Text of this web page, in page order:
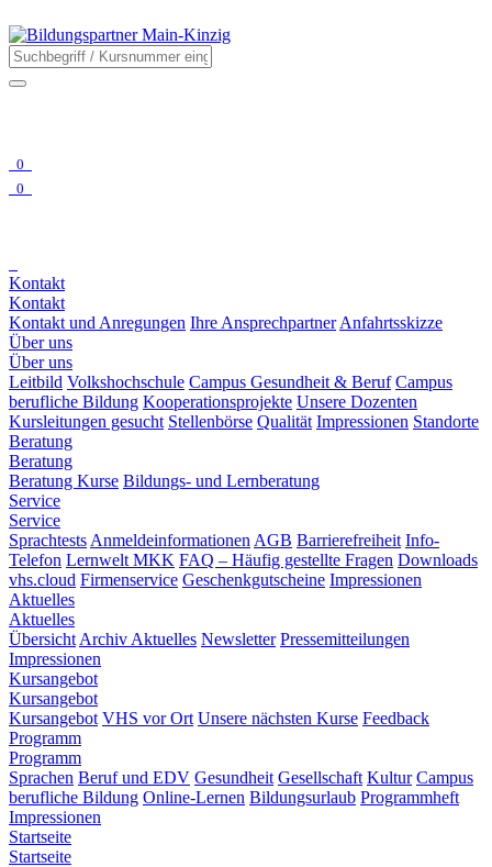
0
0
Kontakt
Kontakt
Kontakt und Anregungen Ihre Ansprechpartner Anfahrtsskizze
Über uns
Über uns
Leitbild Volkshochschule Campus Gesundheit & Beruf Campus
berufliche Bildung Kooperationsprojekte Unsere Dozenten
Kursleitungen gesucht Stellenbörse Qualität Impressionen Standorte
Beratung
Beratung
Beratung Kurse Bildungs- und Lernberatung
Service
Service
Sprachtests Anmeldeinformationen AGB Barrierefreiheit Info-
Telefon Lernwelt MKK FAQ – Häufig gestellte Fragen Downloads
vhs.cloud Firmenservice Geschenkgutscheine Impressionen
Aktuelles
Aktuelles
Übersicht Archiv Aktuelles Newsletter Pressemitteilungen
Impressionen
Kursangebot
Kursangebot
Kursangebot VHS vor Ort Unsere nächsten Kurse Feedback
Programm
Programm
Sprachen Beruf und EDV Gesundheit Gesellschaft Kultur Campus
berufliche Bildung Online-Lernen Bildungsurlaub Programmheft
Impressionen
Startseite
Startseite